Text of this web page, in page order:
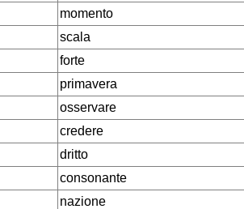
momento
scala
forte
primavera
osservare
credere
dritto
consonante
nazione